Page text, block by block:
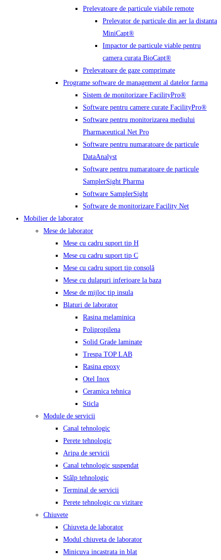
Prelevatoare de particule viabile remote
Prelevator de particule din aer la distanta
MiniCapt®
Impactor de particule viable pentru
camera curata BioCapt®
Prelevatoare de gaze comprimate
Programe software de management al datelor farma
Sistem de monitorizare FacilityPro®
Software pentru camere curate FacilityPro®
Software pentru monitorizarea mediului
Pharmaceutical Net Pro
Software pentru numaratoare de particule
DataAnalyst
Software pentru numaratoare de particule
SamplerSight Pharma
Software SamplerSight
Software de monitorizare Facility Net
Mobilier de laborator
Mese de laborator
Mese cu cadru suport tip H
Mese cu cadru suport tip C
Mese cu cadru suport tip consolă
Mese cu dulapuri inferioare la baza
Mese de mijloc tip insula
Blaturi de laborator
Rasina melaminica
Polipropilena
Solid Grade laminate
Trespa TOP LAB
Rasina epoxy
Otel Inox
Ceramica tehnica
Sticla
Module de servicii
Canal tehnologic
Perete tehnologic
Aripa de servicii
Canal tehnologic suspendat
Stâlp tehnologic
Terminal de servicii
Perete tehnologic cu vizitare
Chiuvete
Chiuveta de laborator
Modul chiuveta de laborator
Minicuva incastrata in blat